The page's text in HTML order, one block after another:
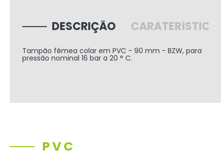
DESCRIÇÃO
Tampão fêmea colar em PVC - 90 mm - BZW, para
pressão nominal 16 bar a 20 ° C.
PVC